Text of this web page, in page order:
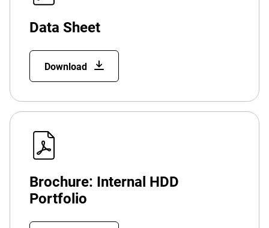
Data Sheet
Download
Brochure: Internal HDD
Portfolio